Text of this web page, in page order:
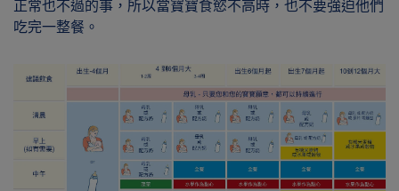
正常也不過的事，所以當寶寶食慾不高時，也不要強迫他們
吃完一整餐。